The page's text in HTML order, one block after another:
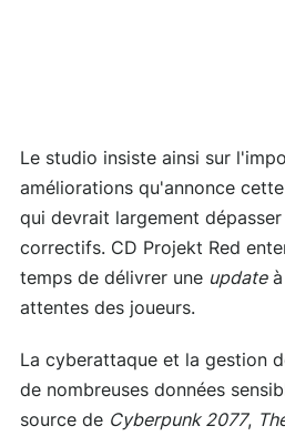
Le studio insiste ainsi sur
améliorations qu'annonce
qui devrait largement
correctifs. CD Projekt Red
temps de délivrer une updateà
attentes des joueurs.
La cyberattaque et la gestion
de nombreuses données
source de Cyberpunk 2077,